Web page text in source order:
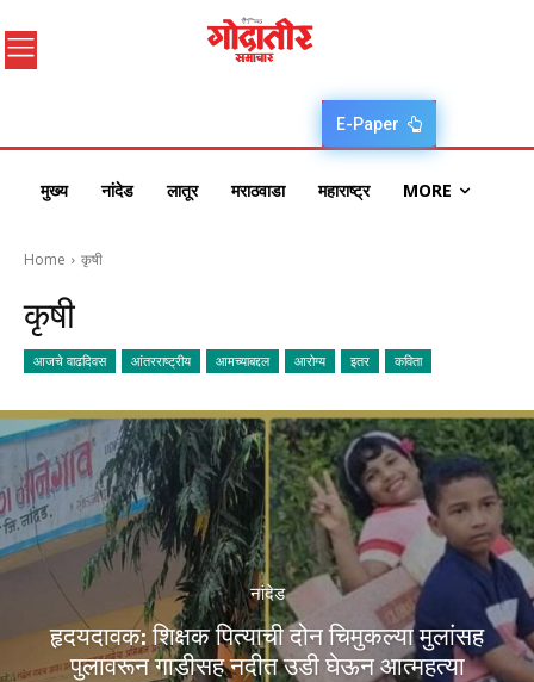
E-Paper
मुख्य नांदेड लातूर मराठवाडा महाराष्ट्र MORE
Home कृषी
कृषी
आजचे वाढदिवस आंतरराष्ट्रीय आमच्याबद्दल आरोग्य इतर कविता
नांदेड
हृदयदावक: शिक्षक पित्याची दोन चिमुकल्या मुलांसह
पुलावरून गाडीसह नदीत उडी घेऊन आत्महत्या